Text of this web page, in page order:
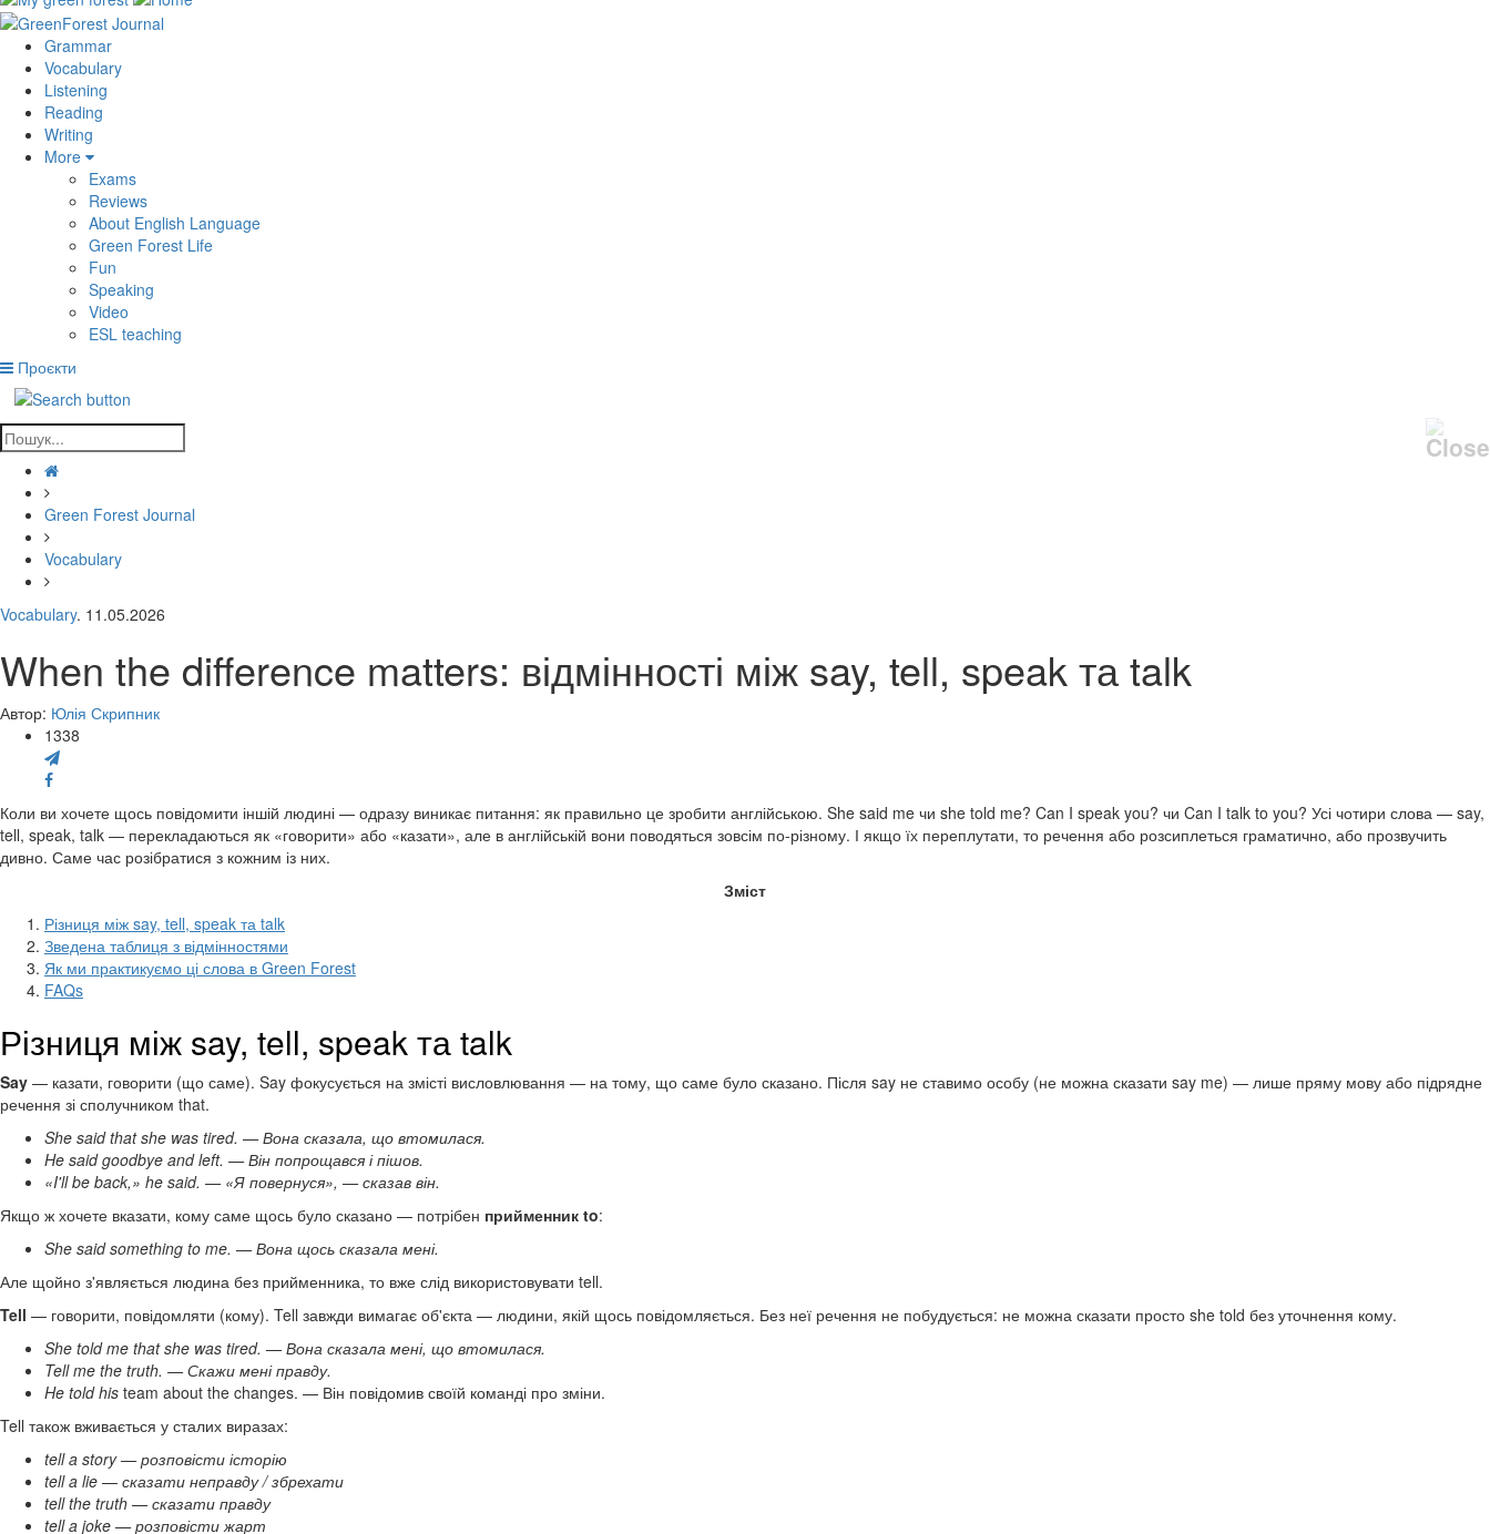
Grammar
Vocabulary
Listening
Reading
Writing
More
Exams
Reviews
About English Language
Green Forest Life
Fun
Speaking
Video
ESL teaching
Проєкти
Green Forest Journal
Vocabulary
Vocabulary. 11.05.2026
When the difference matters: відмінності між say, tell, speak та talk
Автор: Юлія Скрипник
1338
Коли ви хочете щось повідомити іншій людині — одразу виникає питання: як правильно це зробити англійською. She said me чи she told me? Can I speak you? чи Can I talk to you? Усі чотири слова — say,
tell, speak, talk — перекладаються як «говорити» або «казати», але в англійській вони поводяться зовсім по-різному. І якщо їх переплутати, то речення або розсиплеться граматично, або прозвучить
дивно. Саме час розібратися з кожним із них.
Зміст
Різниця між say, tell, speak та talk
Зведена таблиця з відмінностями
Як ми практикуємо ці слова в Green Forest
FAQs
Різниця між say, tell, speak та talk
Say — казати, говорити (що саме). Say фокусується на змісті висловлювання — на тому, що саме було сказано. Після say не ставимо особу (не можна сказати say me) — лише пряму мову або підрядне
речення зі сполучником that.
She said that she was tired. — Вона сказала, що втомилася.
He said goodbye and left. — Він попрощався і пішов.
«I'll be back,» he said. — «Я повернуся», — сказав він.
Якщо ж хочете вказати, кому саме щось було сказано — потрібен прийменник to:
She said something to me. — Вона щось сказала мені.
Але щойно з'являється людина без прийменника, то вже слід використовувати tell.
Tell — говорити, повідомляти (кому). Tell завжди вимагає об'єкта — людини, якій щось повідомляється. Без неї речення не побудується: не можна сказати просто she told без уточнення кому.
She told me that she was tired. — Вона сказала мені, що втомилася.
Tell me the truth. — Скажи мені правду.
He told his team about the changes. — Він повідомив своїй команді про зміни.
Tell також вживається у сталих виразах:
tell a story — розповісти історію
tell a lie — сказати неправду / збрехати
tell the truth — сказати правду
tell a joke — розповісти жарт